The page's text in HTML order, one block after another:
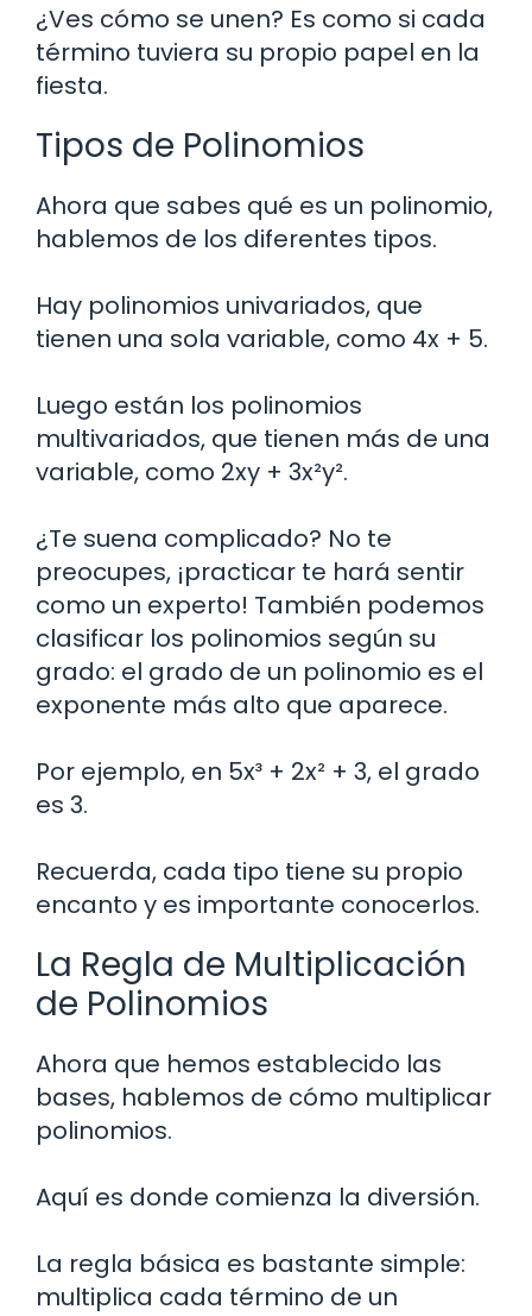
¿Ves cómo se unen? Es como si cada
término tuviera su propio papel en la
fiesta.
Tipos de Polinomios
Ahora que sabes qué es un polinomio,
hablemos de los diferentes tipos.
Hay polinomios univariados, que
tienen una sola variable, como 4x + 5.
Luego están los polinomios
multivariados, que tienen más de una
variable, como 2xy + 3x²y².
¿Te suena complicado? No te
preocupes, ¡practicar te hará sentir
como un experto! También podemos
clasificar los polinomios según su
grado: el grado de un polinomio es el
exponente más alto que aparece.
Por ejemplo, en 5x³ + 2x² + 3, el grado
es 3.
Recuerda, cada tipo tiene su propio
encanto y es importante conocerlos.
La Regla de Multiplicación
de Polinomios
Ahora que hemos establecido las
bases, hablemos de cómo multiplicar
polinomios.
Aquí es donde comienza la diversión.
La regla básica es bastante simple:
multiplica cada término de un